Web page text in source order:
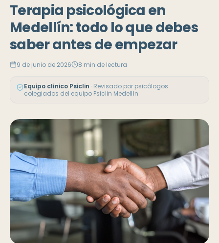
Terapia psicológica en
Medellín: todo lo que debes
saber antes de empezar
9 de junio de 2026 8 min de lectura
Equipo clínico Psiclin · Revisado por psicólogos
colegiados del equipo Psiclin Medellín